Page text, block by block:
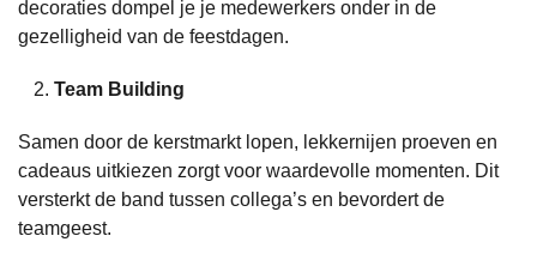
decoraties dompel je je medewerkers onder in de
gezelligheid van de feestdagen.
Team Building
Samen door de kerstmarkt lopen, lekkernijen proeven en
cadeaus uitkiezen zorgt voor waardevolle momenten. Dit
versterkt de band tussen collega’s en bevordert de
teamgeest.